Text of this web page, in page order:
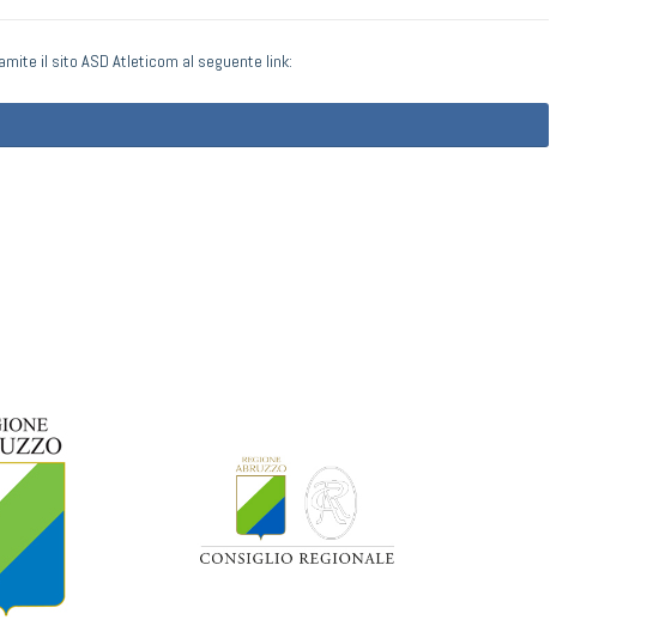
il sito ASD Atleticom al seguente link:
Useful Links